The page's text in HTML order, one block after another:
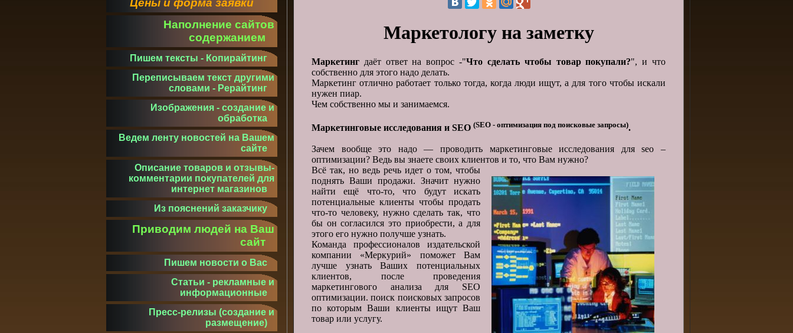
Маркетологу на заметку
Маркетинг даёт ответ на вопрос -"Что сделать чтобы товар покупали?", и что
собственно для этого надо делать.
Маркетинг отлично работает только тогда, когда люди ищут, а для того чтобы искали
нужен пиар.
Чем собственно мы и занимаемся.
Маркетинговые исследования и SEO (SEO - оптимизация под поисковые запросы).
Зачем вообще это надо — проводить маркетинговые исследования для seo –
оптимизации? Ведь вы знаете своих клиентов и то, что Вам нужно?
Всё так, но ведь речь идет о том, чтобы
поднять Ваши продажи. Значит нужно
найти ещё что-то, что будут искать
потенциальные клиенты чтобы продать
что-то человеку, нужно сделать так, что
бы он согласился это приобрести, а для
этого его нужно получше узнать.
Команда профессионалов издательской
компании «Меркурий» поможет Вам
лучше узнать Ваших потенциальных
клиентов, после проведения
маркетингового анализа для SEO
оптимизации. поиск поисковых запросов
по которым Ваши клиенты ищут Ваш
товар или услугу.
Цены и форма заявки
Наполнение сайтов
содержанием
Пишем тексты - Копирайтинг
Переписываем текст другими
словами - Рерайтинг
Изображения - создание и
обработка
Ведем ленту новостей на Вашем
сайте
Описание товаров и отзывы-
комментарии покупателей для
интернет магазинов
Из пояснений заказчику
Приводим людей на Ваш
сайт
Пишем новости о Вас
Статьи - рекламные и
информационные
Пресс-релизы (создание и
размещение)